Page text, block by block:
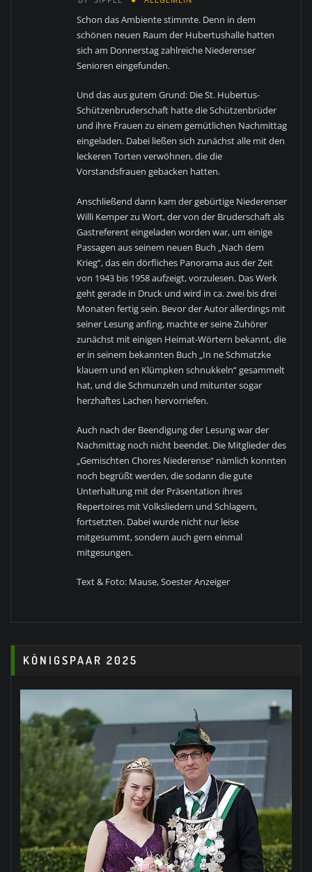
Schon das Ambiente stimmte. Denn in dem
schönen neuen Raum der Hubertushalle hatten
sich am Donnerstag zahlreiche Niederenser
Senioren eingefunden.
Und das aus gutem Grund: Die St. Hubertus-
Schützenbruderschaft hatte die Schützenbrüder
und ihre Frauen zu einem gemütlichen Nachmittag
eingeladen. Dabei ließen sich zunächst alle mit den
leckeren Torten verwöhnen, die die
Vorstandsfrauen gebacken hatten.
Anschließend dann kam der gebürtige Niederenser
Willi Kemper zu Wort, der von der Bruderschaft als
Gastreferent eingeladen worden war, um einige
Passagen aus seinem neuen Buch „Nach dem
Krieg“, das ein dörfliches Panorama aus der Zeit
von 1943 bis 1958 aufzeigt, vorzulesen. Das Werk
geht gerade in Druck und wird in ca. zwei bis drei
Monaten fertig sein. Bevor der Autor allerdings mit
seiner Lesung anfing, machte er seine Zuhörer
zunächst mit einigen Heimat-Wörtern bekannt, die
er in seinem bekannten Buch „In ne Schmatzke
klauern und en Klümpken schnukkeln“ gesammelt
hat, und die Schmunzeln und mitunter sogar
herzhaftes Lachen hervorriefen.
Auch nach der Beendigung der Lesung war der
Nachmittag noch nicht beendet. Die Mitglieder des
„Gemischten Chores Niederense“ nämlich konnten
noch begrüßt werden, die sodann die gute
Unterhaltung mit der Präsentation ihres
Repertoires mit Volksliedern und Schlagern,
fortsetzten. Dabei wurde nicht nur leise
mitgesummt, sondern auch gern einmal
mitgesungen.
Text & Foto: Mause, Soester Anzeiger
KÖNIGSPAAR 2025